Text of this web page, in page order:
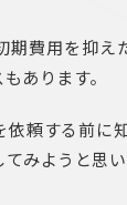
期費用を抑え
あります。
頼する前に
みようと思い